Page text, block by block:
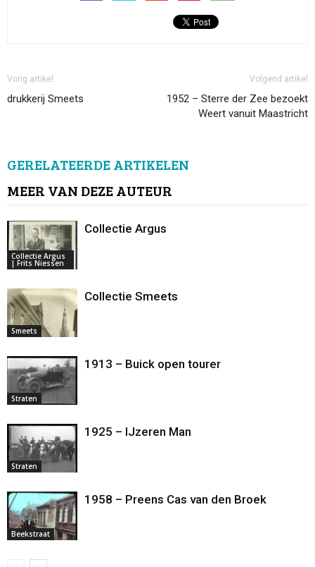
Vorig artikel
drukkerij Smeets
Volgend artikel
1952 – Sterre der Zee bezoekt
Weert vanuit Maastricht
GERELATEERDE ARTIKELEN
MEER VAN DEZE AUTEUR
Collectie Argus
| Frits Niessen
Collectie Argus
Smeets
Collectie Smeets
Straten
1913 – Buick open tourer
Straten
1925 – IJzeren Man
Beekstraat
1958 – Preens Cas van den Broek